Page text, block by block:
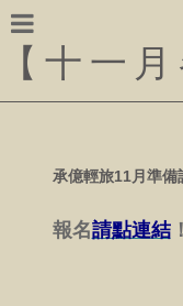
【 十一
承億輕旅11月準備
報名請點連結！